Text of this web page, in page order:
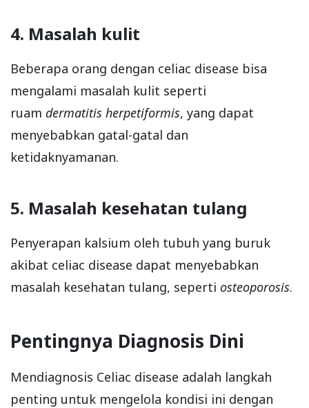
4. Masalah kulit
Beberapa orang dengan celiac disease bisa
mengalami masalah kulit seperti
ruam dermatitis herpetiformis, yang dapat
menyebabkan gatal-gatal dan
ketidaknyamanan.
5. Masalah kesehatan tulang
Penyerapan kalsium oleh tubuh yang buruk
akibat celiac disease dapat menyebabkan
masalah kesehatan tulang, seperti osteoporosis.
Pentingnya Diagnosis Dini
Mendiagnosis Celiac disease adalah langkah
penting untuk mengelola kondisi ini dengan